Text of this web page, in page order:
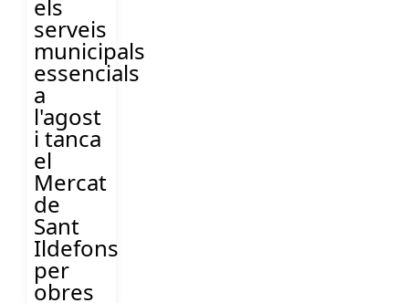
els
serveis
municipals
essencials
a
l'agost
i tanca
el
Mercat
de
Sant
Ildefons
per
obres